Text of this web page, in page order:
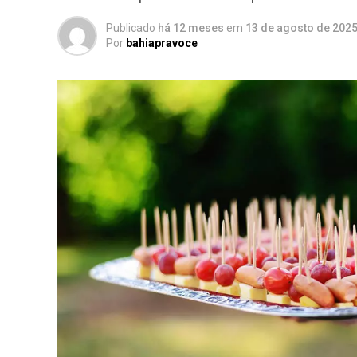
Publicado há 12 meses em 13 de agosto de 2025
Por bahiapravoce